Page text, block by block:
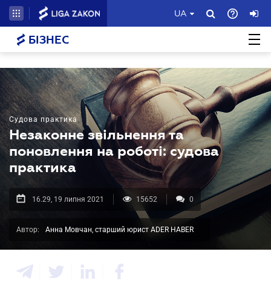
UA
БІЗНЕС
Судова практика
Незаконне звільнення та
поновлення на роботі: судова
практика
16.29, 19 липня 2021 15652 0
Автор: Анна Мовчан, старший юрист ADER HABER